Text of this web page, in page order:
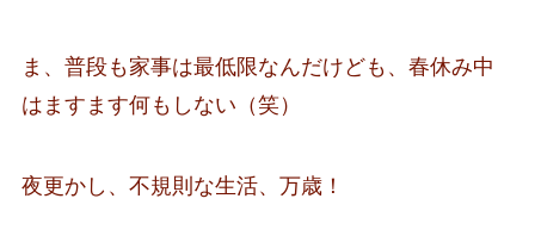
ま、普段も家事は最低限なんだけども、春休み中
はますます何もしない（笑）
夜更かし、不規則な生活、万歳！